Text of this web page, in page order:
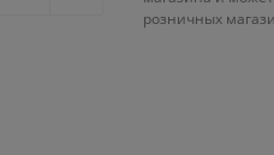
розничных